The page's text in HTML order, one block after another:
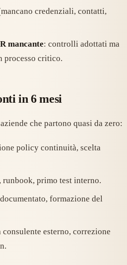
credenziali, contatti,
mancante: controlli adottati ma
processo critico.
in 6 mesi
che partono quasi da zero:
policy continuità, scelta
runbook, primo test interno.
formazione del
esterno, correzione